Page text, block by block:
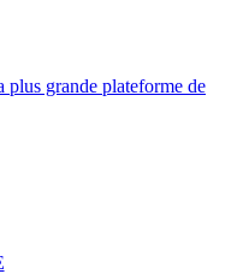
grande plateforme de